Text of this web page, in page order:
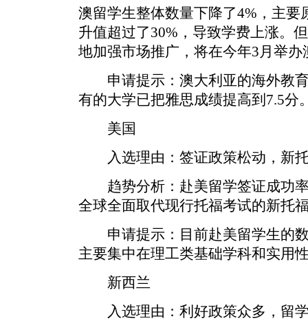
澳留学生整体数量下降了4%，主要
升值超过了30%，导致学费上涨。
地加强市场推广，将在今年3月举办
申请提示：澳大利亚的海外教育
有的大学已把雅思成绩提高到7.5分
美国
入选理由：签证政策松动，新托
趋势分析：赴美留学签证成功率
全球全面取代现行托福考试的新托
申请提示：目前赴美留学生的数
主要集中在理工类基础学科和实用
新西兰
入选理由：利好政策众多，留学